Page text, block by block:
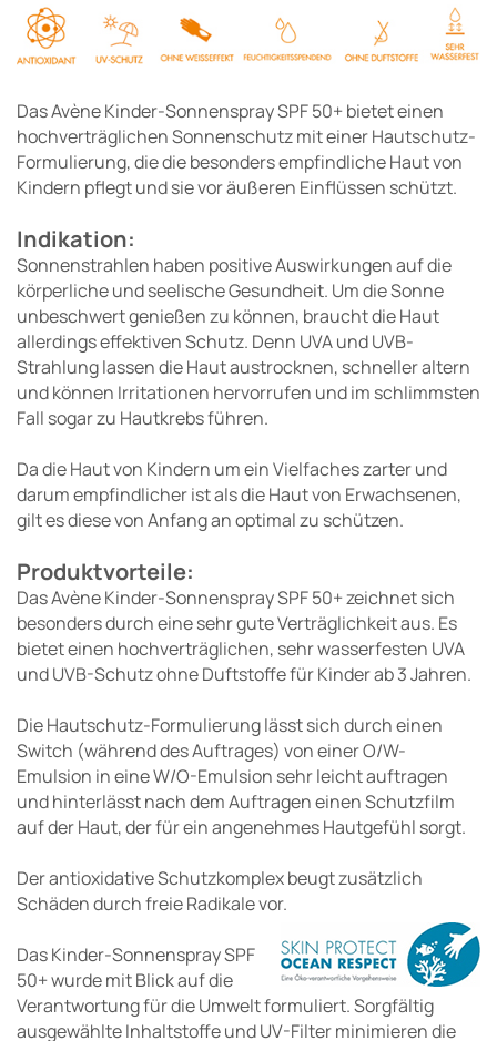
Das Avène Kinder-Sonnenspray SPF 50+ bietet einen
hochverträglichen Sonnenschutz mit einer Hautschutz-
Formulierung, die die besonders empfindliche Haut von
Kindern pflegt und sie vor äußeren Einflüssen schützt.
Indikation:
Sonnenstrahlen haben positive Auswirkungen auf die
körperliche und seelische Gesundheit. Um die Sonne
unbeschwert genießen zu können, braucht die Haut
allerdings effektiven Schutz. Denn UVA und UVB-
Strahlung lassen die Haut austrocknen, schneller altern
und können Irritationen hervorrufen und im schlimmsten
Fall sogar zu Hautkrebs führen.
Da die Haut von Kindern um ein Vielfaches zarter und
darum empfindlicher ist als die Haut von Erwachsenen,
gilt es diese von Anfang an optimal zu schützen.
Produktvorteile:
Das Avène Kinder-Sonnenspray SPF 50+ zeichnet sich
besonders durch eine sehr gute Verträglichkeit aus. Es
bietet einen hochverträglichen, sehr wasserfesten UVA
und UVB-Schutz ohne Duftstoffe für Kinder ab 3 Jahren.
Die Hautschutz-Formulierung lässt sich durch einen
Switch (während des Auftrages) von einer O/W-
Emulsion in eine W/O-Emulsion sehr leicht auftragen
und hinterlässt nach dem Auftragen einen Schutzfilm
auf der Haut, der für ein angenehmes Hautgefühl sorgt.
Der antioxidative Schutzkomplex beugt zusätzlich
Schäden durch freie Radikale vor.
Das Kinder-Sonnenspray SPF
50+ wurde mit Blick auf die
Verantwortung für die Umwelt formuliert. Sorgfältig
ausgewählte Inhaltstoffe und UV-Filter minimieren die